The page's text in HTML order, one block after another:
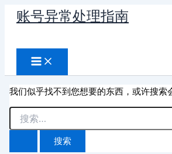
账号异常处理指南
索
我们似乎找不到您想要的东西，或许搜索
搜
索：